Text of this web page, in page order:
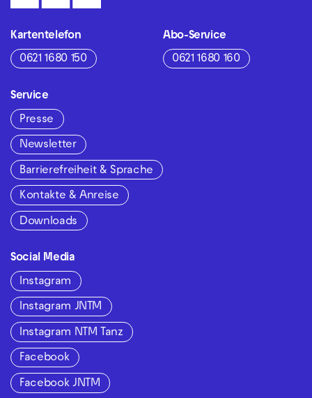
Kartentelefon
0621 1680 150
Abo-Service
0621 1680 160
Service
Presse
Newsletter
Barrierefreiheit & Sprache
Kontakte & Anreise
Downloads
Social Media
Instagram
Instagram JNTM
Instagram NTM Tanz
Facebook
Facebook JNTM